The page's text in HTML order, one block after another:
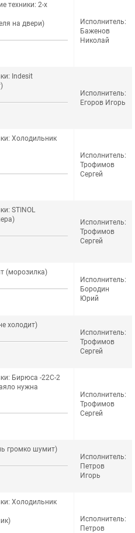
техники: 2-х
на двери)
Исполнитель:
Баженов
Николай
Indesit
Исполнитель:
Егоров Игорь
Холодильник
Исполнитель:
Трофимов
Сергей
STINOL
Исполнитель:
Трофимов
Сергей
(морозилка)
Исполнитель:
Бородин
Юрий
холодит)
Исполнитель:
Трофимов
Сергей
Бирюса -22С-2
нужна
Исполнитель:
Трофимов
Сергей
громко шумит)
Исполнитель:
Петров
Игорь
Холодильник
Исполнитель:
Петров